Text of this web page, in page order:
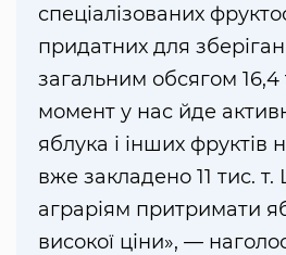
спеціалізованих
придатних для
загальним обсягом
момент у нас йде
яблука і інших фруктів
вже закладено 11 тис.
аграріям притримати
високої ціни», —